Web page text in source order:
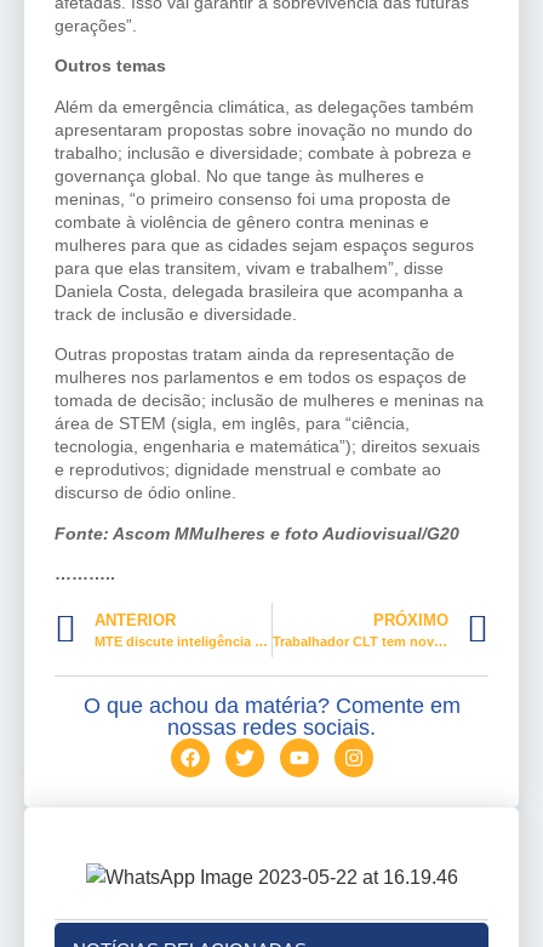
gerações”.
Outros temas
Além da emergência climática, as delegações também
apresentaram propostas sobre inovação no mundo do
trabalho; inclusão e diversidade; combate à pobreza e
governança global. No que tange às mulheres e
meninas, “o primeiro consenso foi uma proposta de
combate à violência de gênero contra meninas e
mulheres para que as cidades sejam espaços seguros
para que elas transitem, vivam e trabalhem”, disse
Daniela Costa, delegada brasileira que acompanha a
track de inclusão e diversidade.
Outras propostas tratam ainda da representação de
mulheres nos parlamentos e em todos os espaços de
tomada de decisão; inclusão de mulheres e meninas na
área de STEM (sigla, em inglês, para “ciência,
tecnologia, engenharia e matemática”); direitos sexuais
e reprodutivos; dignidade menstrual e combate ao
discurso de ódio online.
Fonte: Ascom MMulheres e foto Audiovisual/G20
………..
ANTERIOR
MTE discute inteligência artificial e seus efeitos no mundo do trabalho
PRÓXIMO
Trabalhador CLT tem novas regras para férias
O que achou da matéria? Comente em
nossas redes sociais.